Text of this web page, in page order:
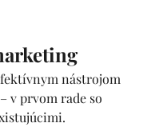
nástrojom
v prvom rade so